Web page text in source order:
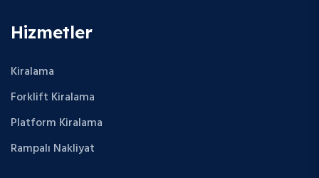
Hizmetler
Kiralama
Forklift Kiralama
Platform Kiralama
Rampalı Nakliyat